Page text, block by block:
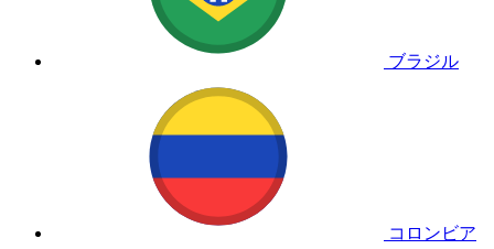
ブラジル
コロンビア